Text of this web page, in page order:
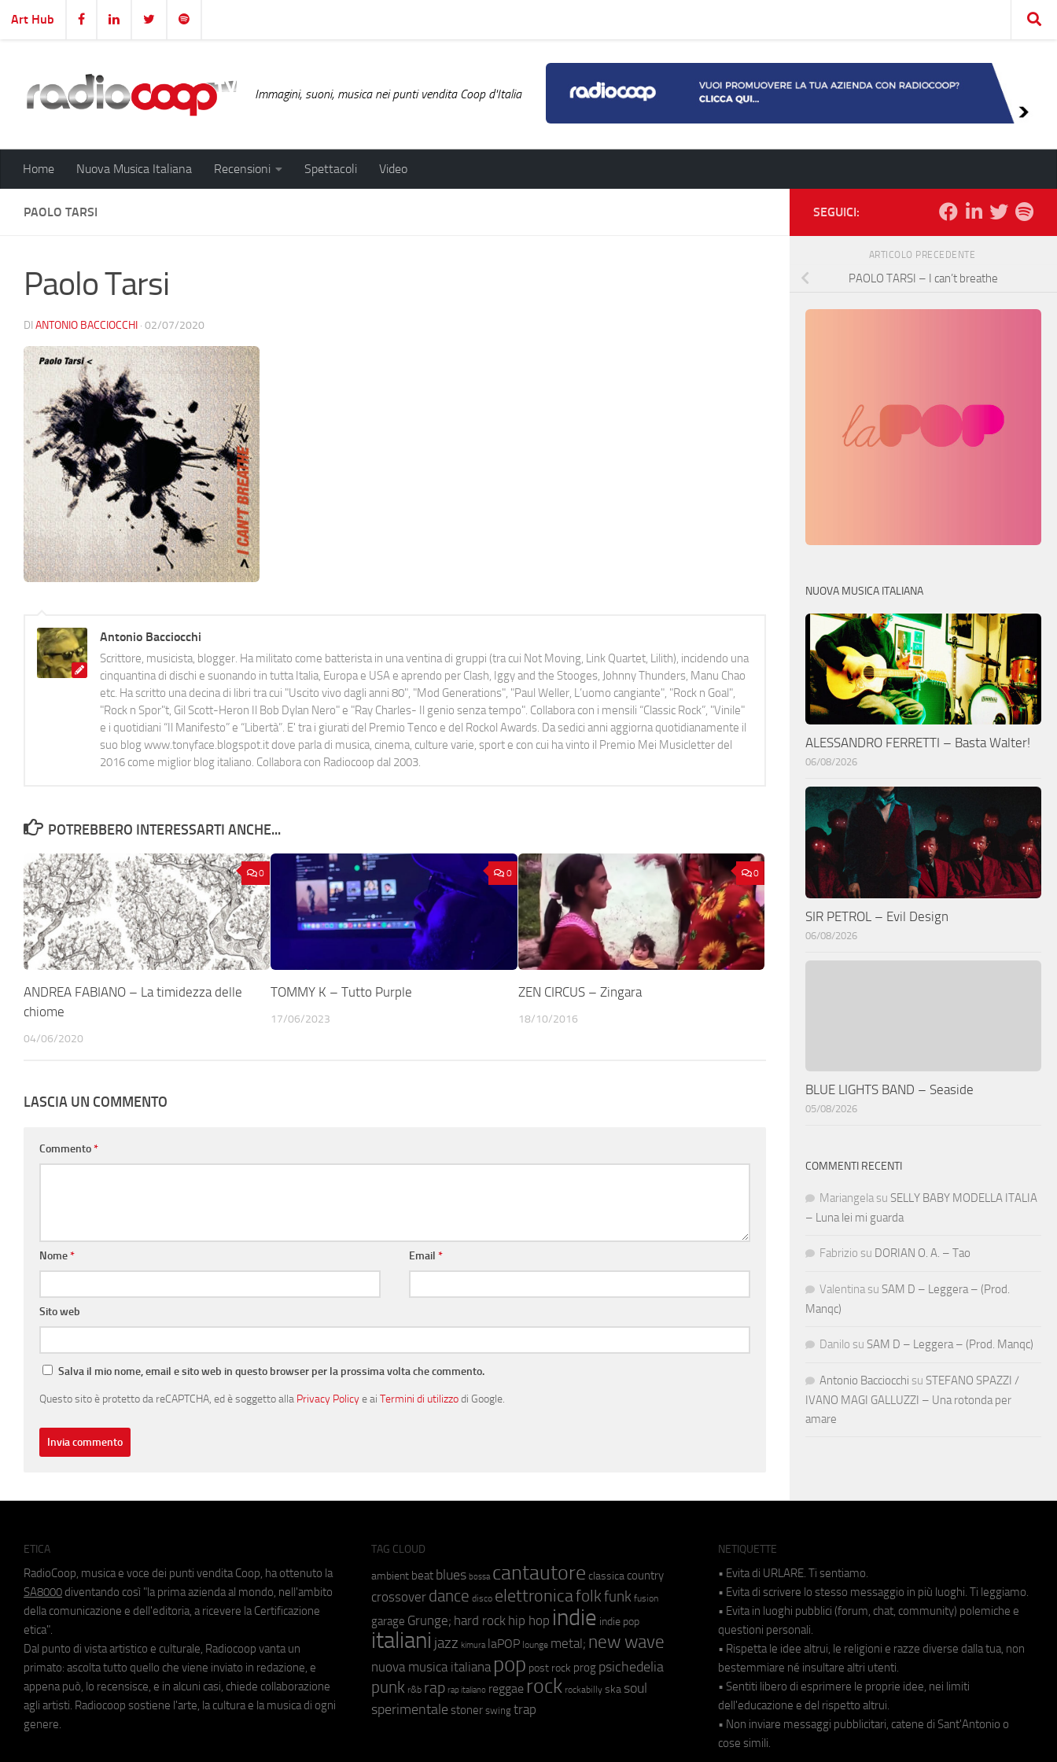
Salta al contenuto
Art Hub
Immagini, suoni, musica nei punti vendita Coop d'Italia
Home Nuova Musica Italiana Recensioni Spettacoli Video
PAOLO TARSI
Paolo Tarsi
DI ANTONIO BACCIOCCHI · 02/07/2020
Antonio Bacciocchi
Scrittore, musicista, blogger. Ha militato come batterista in una ventina di gruppi (tra cui Not Moving, Link Quartet, Lilith), incidendo una
cinquantina di dischi e suonando in tutta Italia, Europa e USA e aprendo per Clash, Iggy and the Stooges, Johnny Thunders, Manu Chao
etc. Ha scritto una decina di libri tra cui "Uscito vivo dagli anni 80", "Mod Generations", "Paul Weller, L’uomo cangiante", "Rock n Goal",
"Rock n Spor"t, Gil Scott-Heron Il Bob Dylan Nero" e "Ray Charles- Il genio senza tempo". Collabora con i mensili “Classic Rock”, "Vinile"
e i quotidiani “Il Manifesto” e “Libertà”. E' tra i giurati del Premio Tenco e del Rockol Awards. Da sedici anni aggiorna quotidianamente il
suo blog www.tonyface.blogspot.it dove parla di musica, cinema, culture varie, sport e con cui ha vinto il Premio Mei Musicletter del
2016 come miglior blog italiano. Collabora con Radiocoop dal 2003.
POTREBBERO INTERESSARTI ANCHE...
0
ANDREA FABIANO – La timidezza delle
chiome
04/06/2020
0
TOMMY K – Tutto Purple
17/06/2023
0
ZEN CIRCUS – Zingara
18/10/2016
LASCIA UN COMMENTO
Commento*
Nome* Email*
Sito web
Salva il mio nome, email e sito web in questo browser per la prossima volta che commento.
Questo sito è protetto da reCAPTCHA, ed è soggetto alla Privacy Policye ai Termini di utilizzodi Google.
SEGUICI:
ARTICOLO PRECEDENTE
PAOLO TARSI – I can’t breathe
NUOVA MUSICA ITALIANA
ALESSANDRO FERRETTI – Basta Walter!
06/08/2026
SIR PETROL – Evil Design
06/08/2026
BLUE LIGHTS BAND – Seaside
05/08/2026
COMMENTI RECENTI
Mariangela su SELLY BABY MODELLA ITALIA
– Luna lei mi guarda
Fabrizio su DORIAN O. A. – Tao
Valentina su SAM D – Leggera – (Prod.
Manqc)
Danilo su SAM D – Leggera – (Prod. Manqc)
Antonio Bacciocchi su STEFANO SPAZZI /
IVANO MAGI GALLUZZI – Una rotonda per
amare
ETICA
RadioCoop, musica e voce dei punti vendita Coop, ha ottenuto la
SA8000 diventando così "la prima azienda al mondo, nell'ambito
della comunicazione e dell'editoria, a ricevere la Certificazione
etica".
Dal punto di vista artistico e culturale, Radiocoop vanta un
primato: ascolta tutto quello che viene inviato in redazione, e
appena può, lo recensisce, e in alcuni casi, chiede collaborazione
agli artisti. Radiocoop sostiene l'arte, la cultura e la musica di ogni
genere.
TAG CLOUD
ambient beat blues bossa cantautore classica country
crossover dance disco elettronicafolkfunk fusion
garage Grunge; hard rock hip hop indie indie pop
italiani jazz kimura laPOP lounge metal; new wave
nuova musica italiana pop post rock prog psichedelia
punk r&b rap rap italiano reggae rock rockabilly ska soul
sperimentale stoner swing trap
NETIQUETTE
• Evita di URLARE. Ti sentiamo.
• Evita di scrivere lo stesso messaggio in più luoghi. Ti leggiamo.
• Evita in luoghi pubblici (forum, chat, community) polemiche e
questioni personali.
• Rispetta le idee altrui, le religioni e razze diverse dalla tua, non
bestemmiare né insultare altri utenti.
• Sentiti libero di esprimere le proprie idee, nei limiti
dell'educazione e del rispetto altrui.
• Non inviare messaggi pubblicitari, catene di Sant'Antonio o
cose simili.